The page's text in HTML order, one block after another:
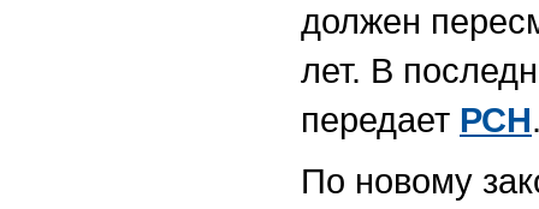
должен
лет. В
передает РСН
По новому